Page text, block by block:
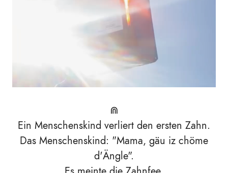
⋒
Ein Menschenskind verliert den ersten Zahn.
Das Menschenskind: "Mama, gäu iz chöme
d'Ängle".